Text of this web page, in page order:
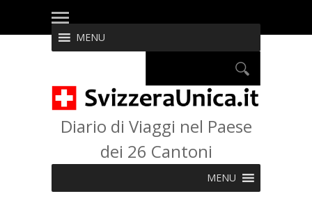
MENU
Diario di Viaggi nel Paese
dei 26 Cantoni
MENU